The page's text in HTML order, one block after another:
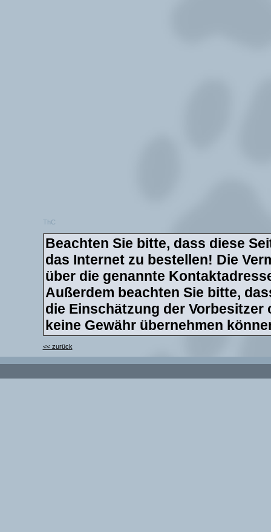
ThC
Beachten Sie bitte, dass diese
das Internet zu bestellen! Die
über die genannte
Außerdem beachten Sie bitte,
die Einschätzung der
keine Gewähr übernehmen
<< zurück